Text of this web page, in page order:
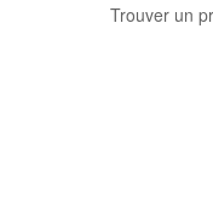
Trouver un